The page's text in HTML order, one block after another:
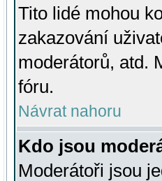
Tito lidé mohou
zakazování
moderátorů, atd.
fóru.
Návrat nahoru
Kdo jsou
Moderátoři jsou